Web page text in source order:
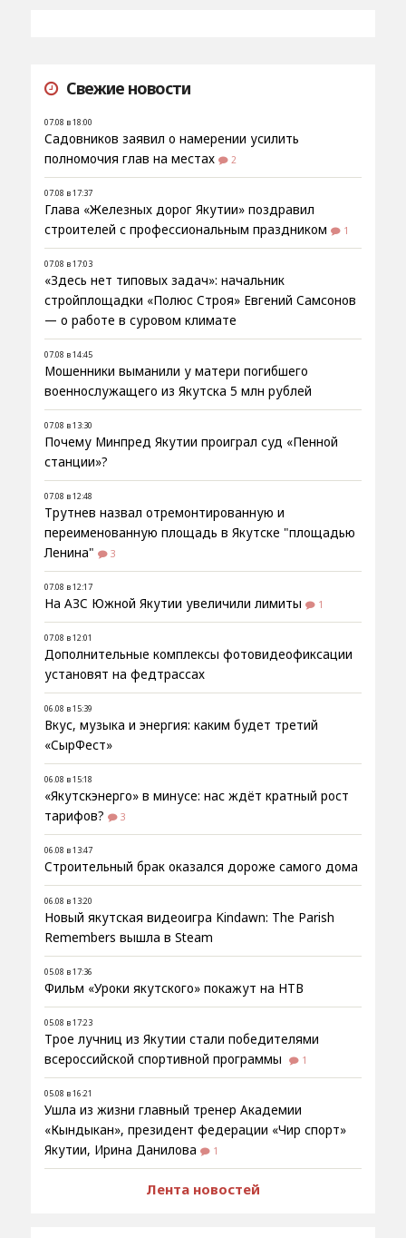
Свежие новости
07.08 в 18:00
Садовников заявил о намерении усилить
полномочия глав на местах
2
07.08 в 17:37
Глава «Железных дорог Якутии» поздравил
строителей с профессиональным праздником
1
07.08 в 17:03
«Здесь нет типовых задач»: начальник
стройплощадки «Полюс Строя» Евгений Самсонов
— о работе в суровом климате
07.08 в 14:45
Мошенники выманили у матери погибшего
военнослужащего из Якутска 5 млн рублей
07.08 в 13:30
Почему Минпред Якутии проиграл суд «Пенной
станции»?
07.08 в 12:48
Трутнев назвал отремонтированную и
переименованную площадь в Якутске "площадью
Ленина"
3
07.08 в 12:17
На АЗС Южной Якутии увеличили лимиты 1
07.08 в 12:01
Дополнительные комплексы фотовидеофиксации
установят на федтрассах
06.08 в 15:39
Вкус, музыка и энергия: каким будет третий
«СырФест»
06.08 в 15:18
«Якутскэнерго» в минусе: нас ждёт кратный рост
тарифов?
3
06.08 в 13:47
Строительный брак оказался дороже самого дома
06.08 в 13:20
Новый якутская видеоигра Kindawn: The Parish
Remembers вышла в Steam
05.08 в 17:36
Фильм «Уроки якутского» покажут на НТВ
05.08 в 17:23
Трое лучниц из Якутии стали победителями
всероссийской спортивной программы
1
05.08 в 16:21
Ушла из жизни главный тренер Академии
«Кындыкан», президент федерации «Чир спорт»
Якутии, Ирина Данилова
1
Лента новостей